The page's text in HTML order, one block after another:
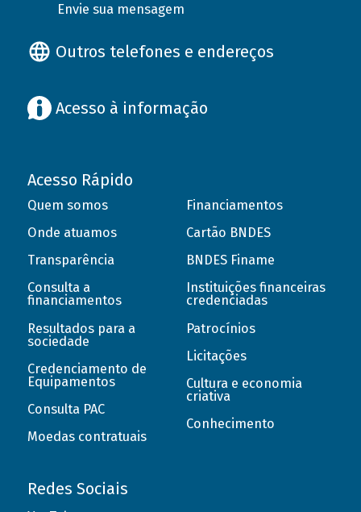
Envie sua mensagem
Outros telefones e endereços
Acesso à informação
Acesso Rápido
Quem somos
Onde atuamos
Transparência
Consulta a
financiamentos
Resultados para a
sociedade
Credenciamento de
Equipamentos
Consulta PAC
Moedas contratuais
Financiamentos
Cartão BNDES
BNDES Finame
Instituições financeiras
credenciadas
Patrocínios
Licitações
Cultura e economia
criativa
Conhecimento
Redes Sociais